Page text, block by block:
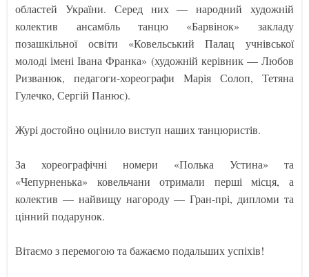
областей України. Серед них — народний художній
колектив ансамбль танцю «Барвінок» закладу
позашкільної освіти «Ковельський Палац учнівської
молоді імені Івана Франка» (художній керівник — Любов
Ризванюк, педагоги-хореографи Марія Солоп, Тетяна
Гулечко, Сергій Панюс).
Журі достойно оцінило виступ наших танцюристів.
За хореографічні номери «Полька Устина» та
«Чепурненька» ковельчани отримали перші місця, а
колектив — найвищу нагороду — Гран-прі, дипломи та
цінний подарунок.
Вітаємо з перемогою та бажаємо подальших успіхів!